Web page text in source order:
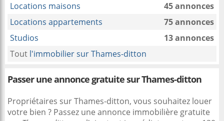
Locations maisons
45 annonces
Locations appartements
75 annonces
Studios
13 annonces
Tout l'immobilier sur Thames-ditton
Passer une annonce gratuite sur Thames-ditton
Propriétaires sur Thames-ditton, vous souhaitez louer
votre bien ? Passez une annonce immobilière gratuite